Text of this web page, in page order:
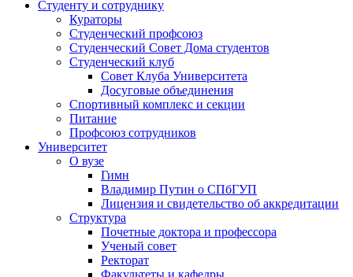
Студенту и сотруднику
Кураторы
Студенческий профсоюз
Студенческий Совет Дома студентов
Студенческий клуб
Совет Клуба Университета
Досуговые объединения
Спортивный комплекс и секции
Питание
Профсоюз сотрудников
Университет
О вузе
Гимн
Владимир Путин о СПбГУП
Лицензия и свидетельство об аккредитации
Структура
Почетные доктора и профессора
Ученый совет
Ректорат
Факультеты и кафедры